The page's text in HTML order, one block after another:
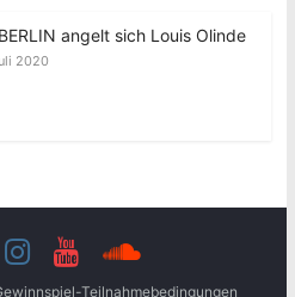
angelt sich Louis Olinde
2020
Teilnahmebedingungen